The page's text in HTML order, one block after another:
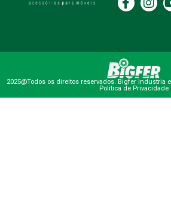
2025@Todos os direitos reservados. Bigfer Industria
Política de Privacidade